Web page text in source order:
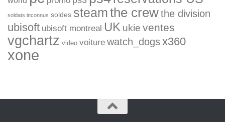
soldats inconnus soldes steamthe crewthe division
ubisoft ubisoft montreal UK ukie ventes
vgchartz video voiture watch_dogsx360
xone